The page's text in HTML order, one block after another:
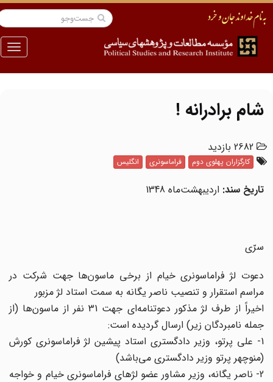
منو
شام برادرانه !
2682 بازدید
کارگزاران پهلوی دوم فراماسونری انگلیس
تاریخ سند:اردیبهشت‌ماه 1348
سرّی
دعوت لژ فراماسونری خیام از برخی ماسون‌ها جهت شرکت در
مراسم استقرار و تنصیب ناصر یگانه به سمت استاد لژ مزبور
اخیراً از طرف لژ مذکور دعوتنامه‌ای جهت 31 نفر از ماسون‌ها (از
جمله نامبردگان زیر) ارسال گردیده است:
1- علی پرتو، وزیر دادگستری استاد پیشین لژ فراماسونری کورش
(منوچهر پرتو وزیر دادگستری می‌باشد)
2- ناصر یگانه، وزیر مشاور عضو لژهای فراماسونری خیام و خواجه